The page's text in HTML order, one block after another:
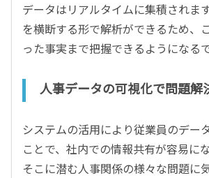
データはリアルタイムに集積されま
を横断する形で解析ができるため、
った事実まで把握できるようになる
人事データの可視化で問題解
システムの活用により従業員のデー
ことで、社内での情報共有が容易に
そこに潜む人事関係の様々な問題に